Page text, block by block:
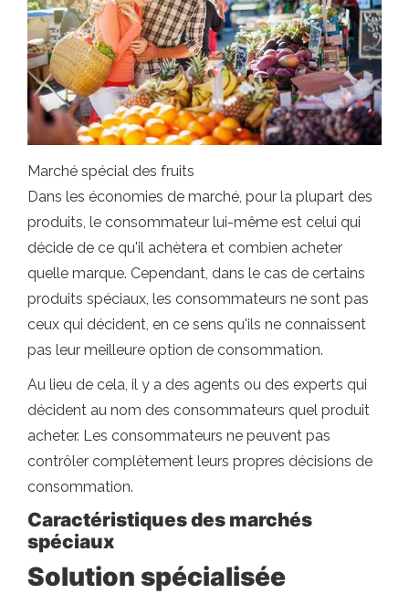
Marché spécial des fruits
Dans les économies de marché, pour la plupart des
produits, le consommateur lui-même est celui qui
décide de ce qu'il achètera et combien acheter
quelle marque. Cependant, dans le cas de certains
produits spéciaux, les consommateurs ne sont pas
ceux qui décident, en ce sens qu'ils ne connaissent
pas leur meilleure option de consommation.
Au lieu de cela, il y a des agents ou des experts qui
décident au nom des consommateurs quel produit
acheter. Les consommateurs ne peuvent pas
contrôler complètement leurs propres décisions de
consommation.
Caractéristiques des marchés
spéciaux
Solution spécialisée